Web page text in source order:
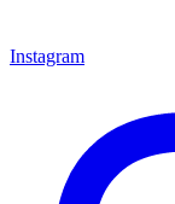
Instagram